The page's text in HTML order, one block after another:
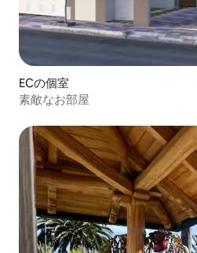
ECの個室
素敵なお部屋